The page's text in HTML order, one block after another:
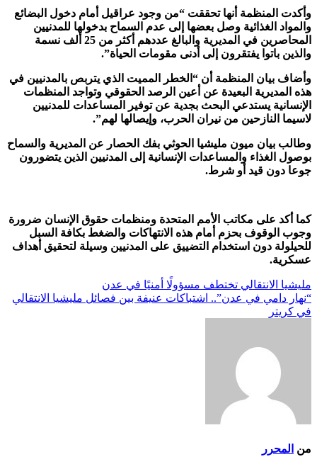
وأكدت المنظمة أنها تحققت “من وجود عراقيل أمام دخول البضائع
والمواد الغذائية وصل بعضها إلى عدم السماح بدخولها للمدنيين
المحاصرين في المديرية والبالغ عددهم أكثر من 25 ألف نسمة
والذين باتوا يفتقرون إلى أدنى مقومات الحياة”.
وأضاف بيان المنظمة أن “الخطر المميت الذي يتربص بالمدنيين في
هذه المديرية البعيدة عن أعين الرصد الحقوقي وتواجد المنظمات
الإنسانية يستدعي البحث بجدية عن توفير المساعدات للمدنيين
لاسيما النازحين من نيران الحرب، وإيصالها لهم”.
وطالب بيان ميون مليشيا الحوثي بفك الحصار عن المديرية والسماح
بوصول الغذاء والمساعدات الإنسانية إلى المدنيين الذين يتضورون
جوعا دون قيد أو شرط.
كما أكد على مكاتب الأمم المتحدة ومنظمات حقوق الإنسان ضرورة
وجوب الوقوف بحزم أمام هذه الانتهاكات والضغط بكافة السبل
للحيلولة دون استخدام التضييق على المدنيين وسيلة لتحقيق أهداف
عسكرية.
تصفّح
المقالات
مليشيا الانتقالي تختطف مسؤولًا أمنيًا في عدن
“نهار دامي في عدن”.. اشتباكات عنيفة بين فصائل مليشيا الانتقالي
في كريتر
من المحرر